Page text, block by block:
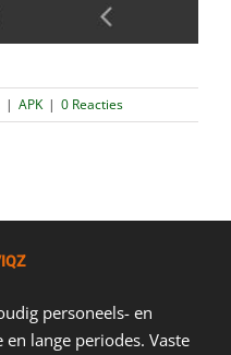
| APK | 0 Reacties
personeels- en
lange periodes. Vaste